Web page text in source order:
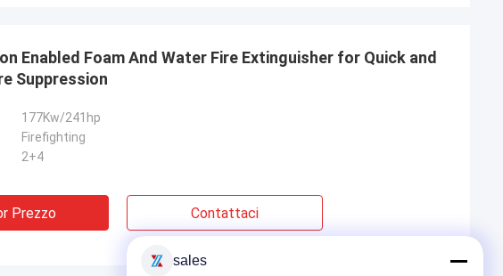
Enabled Foam And Water Fire Extinguisher for Quick and
Suppression
177Kw/241hp
Firefighting
2+4
Prezzo Contattaci
sales